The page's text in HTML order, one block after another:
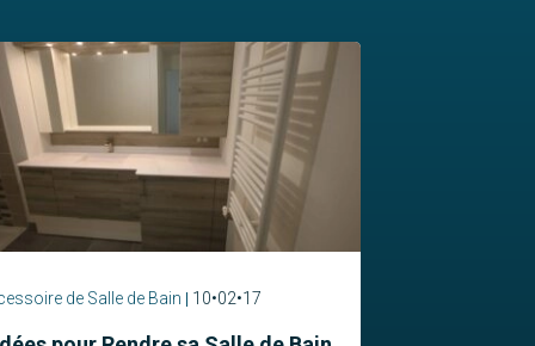
de Salle de Bain 10•02•17